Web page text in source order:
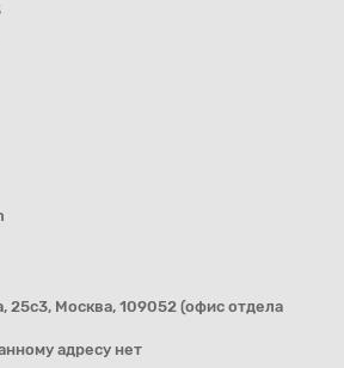
25с3, Москва, 109052 (офис отдела
адресу нет